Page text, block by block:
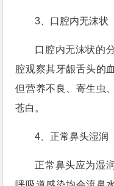
3、口腔内无沫状
口腔内无沫状的
腔观察其牙龈舌头的
但营养不良、寄生虫
苍白。
4、正常鼻头湿润
正常鼻头应为湿